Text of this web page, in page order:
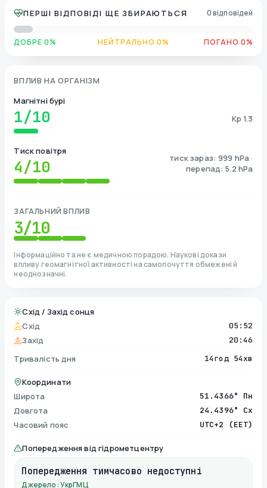
ПЕРШІ ВІДПОВІДІ ЩЕ ЗБИРАЮТЬСЯ 0 відповідей
ДОБРЕ 0% НЕЙТРАЛЬНО 0% ПОГАНО 0%
ВПЛИВ НА ОРГАНІЗМ
Магнітні бурі
1/10 Kp 1.3
Тиск повітря
4/10
тиск зараз: 999 hPa ·
перепад: 5.2 hPa
ЗАГАЛЬНИЙ ВПЛИВ
3/10
Інформаційно та не є медичною порадою. Наукові докази
впливу геомагнітної активності на самопочуття обмежені й
неоднозначні.
Схід / Захід сонця
Схід
05:52
Захід 20:46
Тривалість дня 14год 54хв
Координати
Широта
51.4366° Пн
Довгота 24.4396° Сх
Часовий пояс UTC+2 (EET)
Попередження від гідрометцентру
Попередження тимчасово недоступні
Джерело: УкрГМЦ